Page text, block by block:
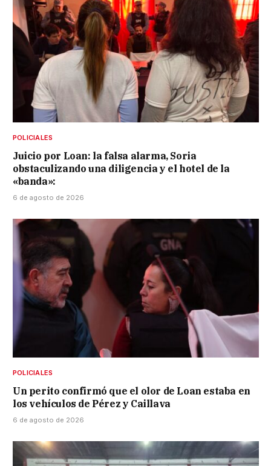
POLICIALES
Juicio por Loan: la falsa alarma, Soria
obstaculizando una diligencia y el hotel de la
«banda»:
6 de agosto de 2026
POLICIALES
Un perito confirmó que el olor de Loan estaba en
los vehículos de Pérez y Caillava
6 de agosto de 2026